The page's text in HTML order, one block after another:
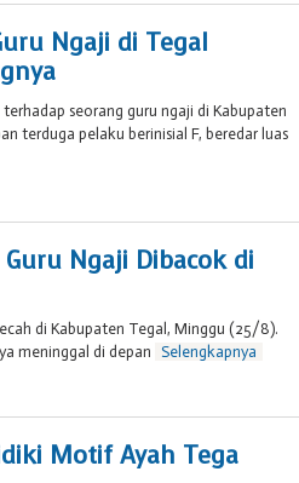
Ngaji di Tegal
seorang guru ngaji di Kabupaten
terduga pelaku berinisial F, beredar luas
Ngaji Dibacok di
di Kabupaten Tegal, Minggu (25/8).
meninggal di depan
Selengkapnya
Motif Ayah Tega